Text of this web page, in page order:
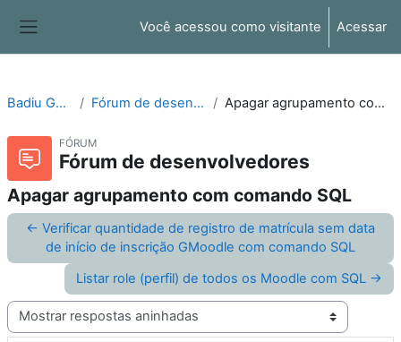
Você acessou como visitante Acessar
Badiu GMoodle Fórum de desenvolvedores Apagar agrupamento com comando SQL
FÓRUM
Fórum de desenvolvedores
Apagar agrupamento com comando SQL
← Verificar quantidade de registro de matrícula sem data
de início de inscrição GMoodle com comando SQL
Listar role (perfil) de todos os Moodle com SQL →
Modo de visualização